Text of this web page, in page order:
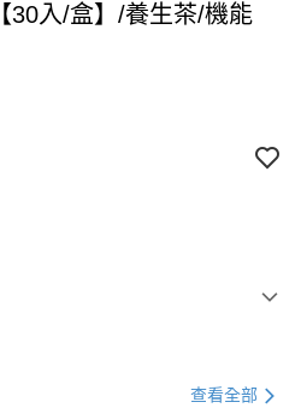
30入/盒】/養生茶/機能
查看全部